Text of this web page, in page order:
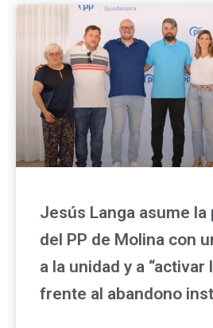
Jesús Langa asume
del PP de Molina con
a la unidad y a “activar
frente al abandono